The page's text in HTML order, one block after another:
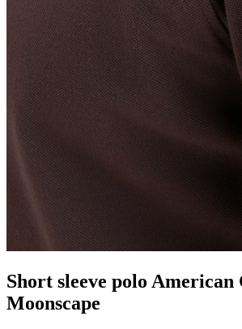
Short sleeve polo American
Moonscape